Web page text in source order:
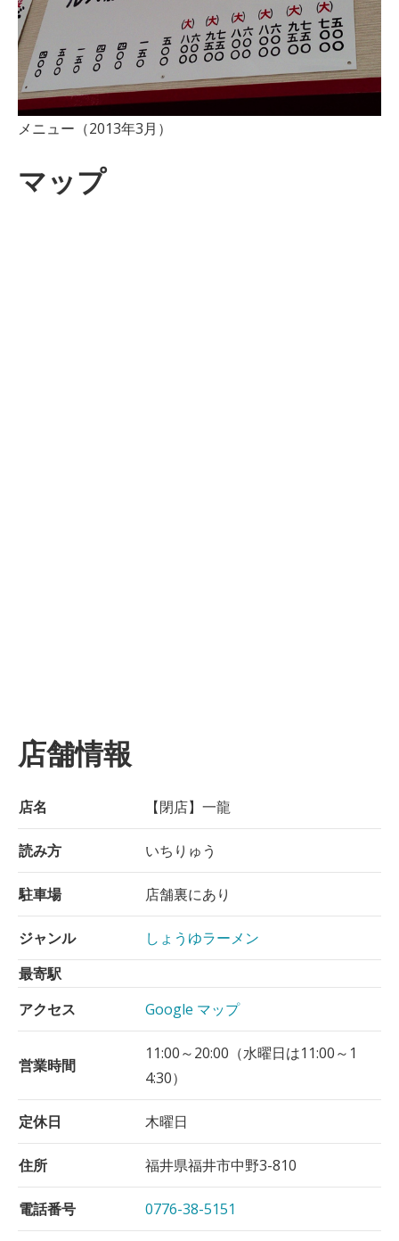
メニュー（2013年3月）
マップ
店舗情報
店名 【閉店】一龍
読み方 いちりゅう
駐車場 店舗裏にあり
ジャンル
しょうゆラーメン
最寄駅
アクセス
Google マップ
営業時間
11:00～20:00（水曜日は11:00～1
4:30）
定休日 木曜日
住所 福井県福井市中野3-810
電話番号 0776-38-5151